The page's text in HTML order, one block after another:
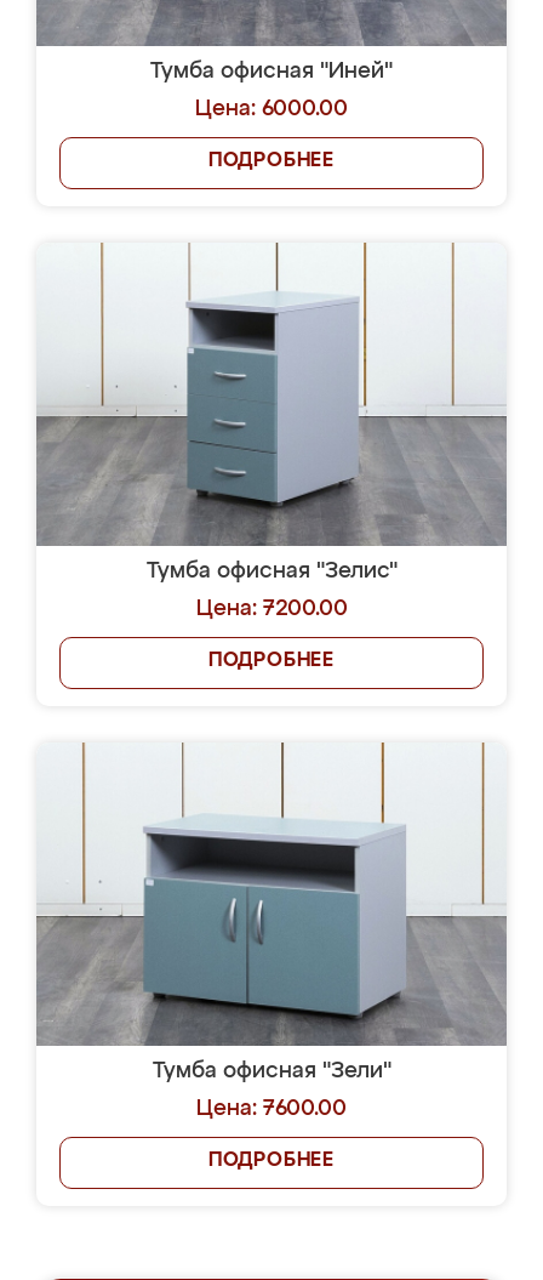
Тумба офисная "Иней"
Цена: 6000.00
ПОДРОБНЕЕ
Тумба офисная "Зелис"
Цена: 7200.00
ПОДРОБНЕЕ
Тумба офисная "Зели"
Цена: 7600.00
ПОДРОБНЕЕ